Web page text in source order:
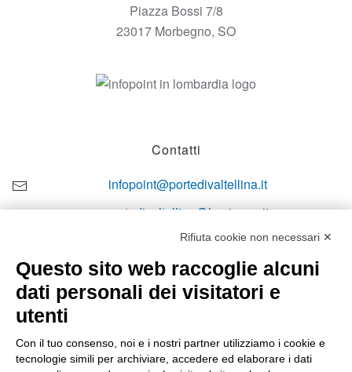
Piazza Bossi 7/8
23017 Morbegno, SO
Contatti
infopoint@portedivaltellina.it
portedivaltellina@lamiapec.it
+39 0342 601140
Lun-ven
Rifiuta cookie non necessari ✕
Questo sito web raccoglie alcuni
dati personali dei visitatori e
utenti
Con il tuo consenso, noi e i nostri partner utilizziamo i cookie e
tecnologie simili per archiviare, accedere ed elaborare i dati